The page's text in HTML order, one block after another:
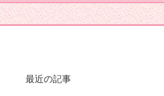
最近の記事